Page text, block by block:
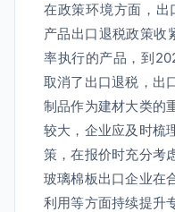
在政策环境方面，
产品出口退税政策收
率执行的产品，到
取消了出口退税，出
制品作为建材大类的
较大，企业应及时梳
策，在报价时充分考
玻璃棉板出口企业在
利用等方面持续提升